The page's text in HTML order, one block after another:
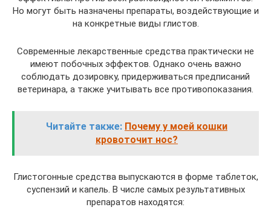
Но могут быть назначены препараты, воздействующие и
на конкретные виды глистов.
Современные лекарственные средства практически не
имеют побочных эффектов. Однако очень важно
соблюдать дозировку, придерживаться предписаний
ветеринара, а также учитывать все противопоказания.
Читайте также: Почему у моей кошки
кровоточит нос?
Глистогонные средства выпускаются в форме таблеток,
суспензий и капель. В числе самых результативных
препаратов находятся: